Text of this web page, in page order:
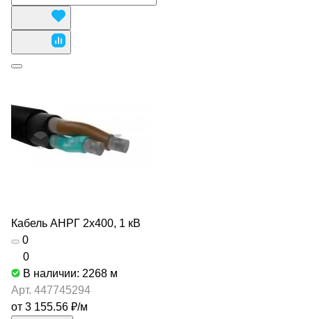
Кабель АНРГ 2х400, 1 кВ
0
0
В наличии: 2268 м
Арт. 447745294
от 3 155.56 ₽/м